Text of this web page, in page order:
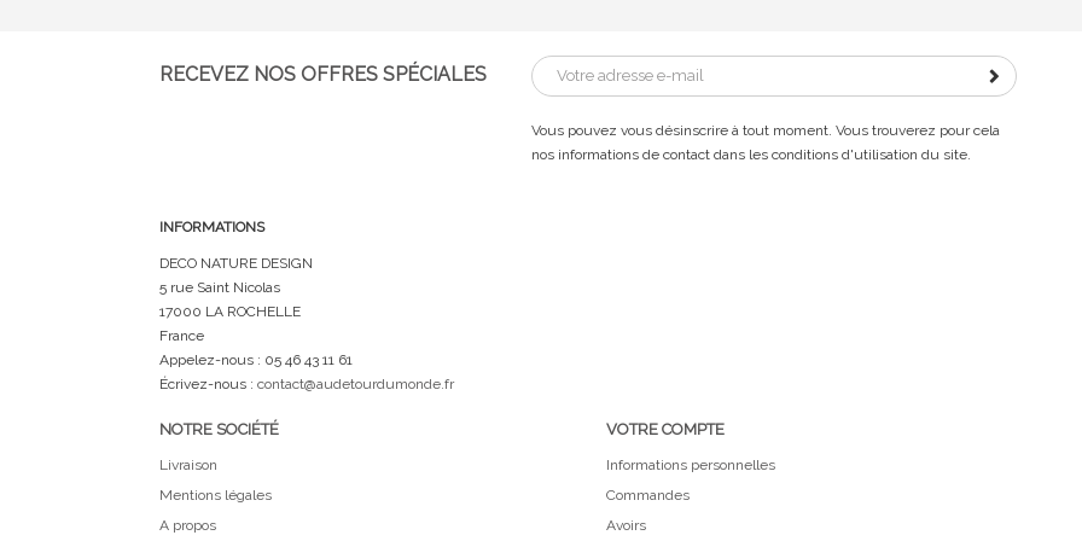
RECEVEZ NOS OFFRES SPÉCIALES
Vous pouvez vous désinscrire à tout moment. Vous trouverez pour cela
nos informations de contact dans les conditions d'utilisation du site.
INFORMATIONS
DECO NATURE DESIGN
5 rue Saint Nicolas
17000 LA ROCHELLE
France
Appelez-nous : 05 46 43 11 61
Écrivez-nous : contact@audetourdumonde.fr
NOTRE SOCIÉTÉ
Livraison
Mentions légales
A propos
VOTRE COMPTE
Informations personnelles
Commandes
Avoirs